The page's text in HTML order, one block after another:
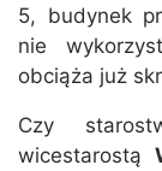
5, budynek
nie
obciąża już
Czy
wicestarostą